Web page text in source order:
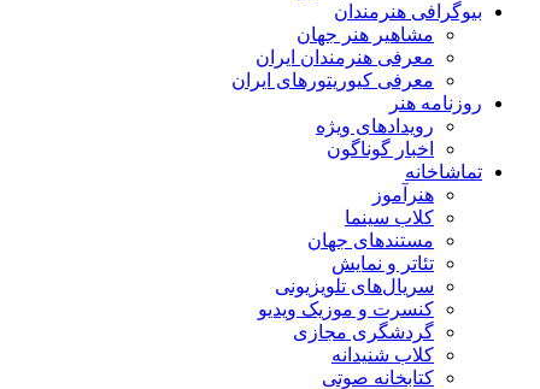
بیوگرافی هنرمندان
مشاهیر هنر جهان
معرفی هنرمندان ایران
معرفی کیوریتورهای ایران
روزنامه هنر
رویدادهای ویژه
اخبار گوناگون
تماشاخانه
هنرآموز
کلاب سینما
مستندهای جهان
تئاتر و نمایش
سریال‌های تلویزیونی
کنسرت و موزیک ویدیو
گردشگری مجازی
کلاب شنیدانه
کتابخانه صوتی